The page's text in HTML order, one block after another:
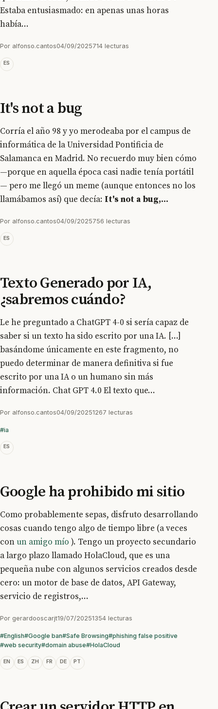
Estaba entusiasmado: en apenas unas horas
había...
Por alfonso.cantos04/09/2025714 lecturas
ES
It's not a bug
Corría el año 98 y yo merodeaba por el campus de
informática de la Universidad Pontificia de
Salamanca en Madrid. No recuerdo muy bien cómo
—porque en aquella época casi nadie tenía portátil
— pero me llegó un meme (aunque entonces no los
llamábamos así) que decía: It's not a bug,...
Por alfonso.cantos04/09/2025756 lecturas
ES
Texto Generado por IA,
¿sabremos cuándo?
Le he preguntado a ChatGPT 4-0 si sería capaz de
saber si un texto ha sido escrito por una IA. [...]
basándome únicamente en este fragmento, no
puedo determinar de manera definitiva si fue
escrito por una IA o un humano sin más
información. Chat GPT 4.0 El texto que...
Por alfonso.cantos04/09/20251267 lecturas
#ia
ES
Google ha prohibido mi sitio
Como probablemente sepas, disfruto desarrollando
cosas cuando tengo algo de tiempo libre (a veces
con un amigo mío ). Tengo un proyecto secundario
a largo plazo llamado HolaCloud, que es una
pequeña nube con algunos servicios creados desde
cero: un motor de base de datos, API Gateway,
servicio de registros,...
Por gerardooscarjt19/07/20251354 lecturas
#English#Google ban#Safe Browsing#phishing false positive
#web security#domain abuse#HolaCloud
EN ES ZH FR DE PT